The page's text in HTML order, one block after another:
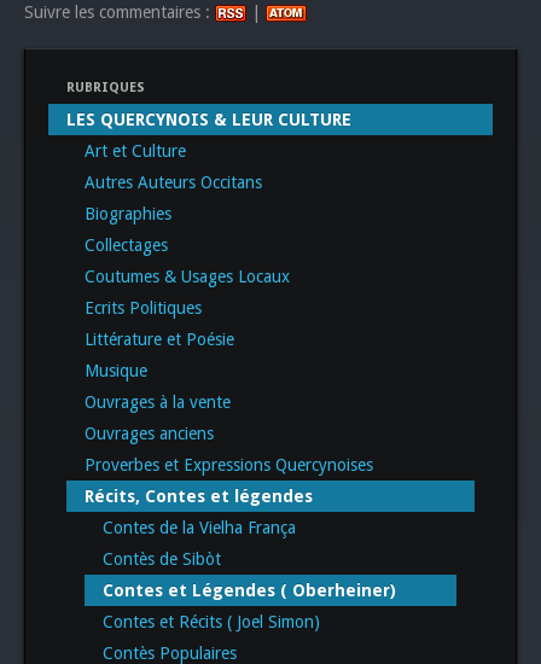
Suivre les commentaires : |
RUBRIQUES
LES QUERCYNOIS & LEUR CULTURE
Art et Culture
Autres Auteurs Occitans
Biographies
Collectages
Coutumes & Usages Locaux
Ecrits Politiques
Littérature et Poésie
Musique
Ouvrages à la vente
Ouvrages anciens
Proverbes et Expressions Quercynoises
Récits, Contes et légendes
Contes de la Vielha França
Contès de Sibòt
Contes et Légendes ( Oberheiner)
Contes et Récits ( Joel Simon)
Contès Populaires